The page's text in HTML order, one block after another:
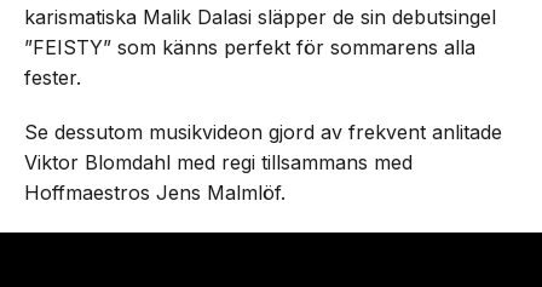
karismatiska Malik Dalasi släpper de sin debutsingel
”FEISTY” som känns perfekt för sommarens alla
fester.
Se dessutom musikvideon gjord av frekvent anlitade
Viktor Blomdahl med regi tillsammans med
Hoffmaestros Jens Malmlöf.